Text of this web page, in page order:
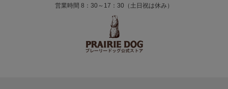
営業時間 8：30～17：30（土日祝は休み）